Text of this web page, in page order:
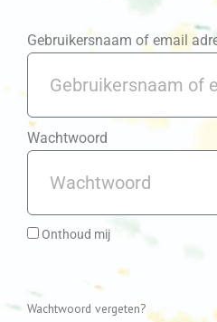
Gebruikersnaam of email
Wachtwoord
Onthoud mij
Wachtwoord vergeten?